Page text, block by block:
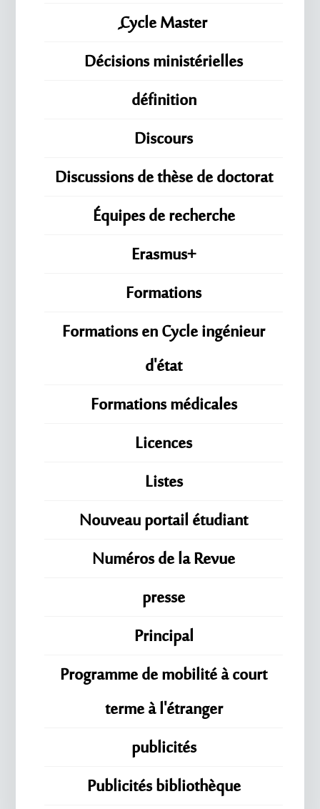
ِِِCycle Master
Décisions ministérielles
définition
Discours
Discussions de thèse de doctorat
Équipes de recherche
Erasmus+
Formations
Formations en Cycle ingénieur
d'état
Formations médicales
Licences
Listes
Nouveau portail étudiant
Numéros de la Revue
presse
Principal
Programme de mobilité à court
terme à l'étranger
publicités
Publicités bibliothèque